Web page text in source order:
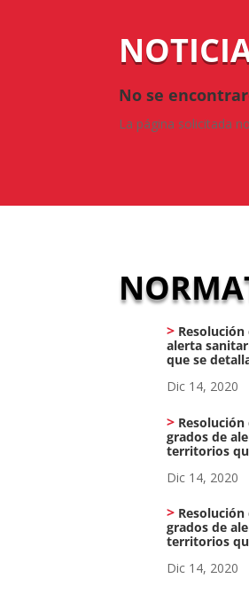
No se
La página solicitada
alerta
que se
Dic 14, 2020
grados de
territorios
Dic 14, 2020
grados de
territorios
Dic 14, 2020